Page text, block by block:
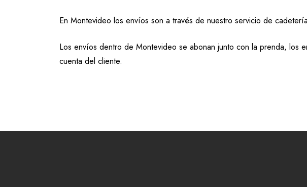
En Montevideo los envíos son a través de nuestro servicio de
Los envíos dentro de Montevideo se abonan junto con la prenda,
cuenta del cliente.